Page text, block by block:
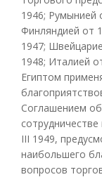
1946; Румынией
Финляндией от
1947;
1948; Италией
Египтом
Соглашением
III 1949,
наибольшего
вопросов